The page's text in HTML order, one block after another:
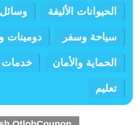
الحيوانات الأليفة وسائل
سياحة وسفر دومينات
الحماية والأمان خدمات
تعليم